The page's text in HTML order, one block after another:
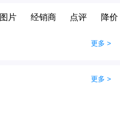
图片 经销商 点评 降价
更多 >
更多 >